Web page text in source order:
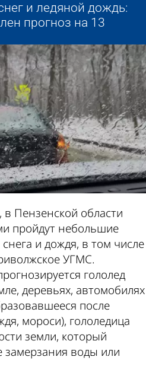
и ледяной дождь:
прогноз на 13
Пензенской области
пройдут небольшие
и дождя, в том числе
УГМС.
гололед
деревьях, автомобилях
после
мороси), гололедица
земли, который
замерзания воды или
и ледяной дождь:
прогноз на 13
по
курсы